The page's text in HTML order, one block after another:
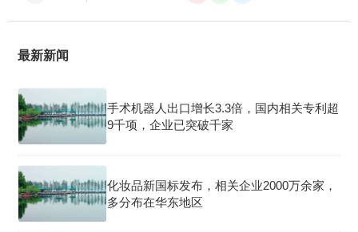
最新新闻
手术机器人出口增长3.3倍，国内相关专利超
9千项，企业已突破千家
化妆品新国标发布，相关企业2000万余家，
多分布在华东地区